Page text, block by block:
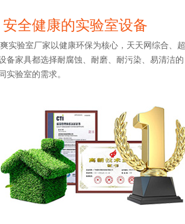
安全健康的实验室设备
验室厂家以健康环保为核心，天天网综合、超
具都选择耐腐蚀、耐磨、耐污染、易清洁的
验室的需求。